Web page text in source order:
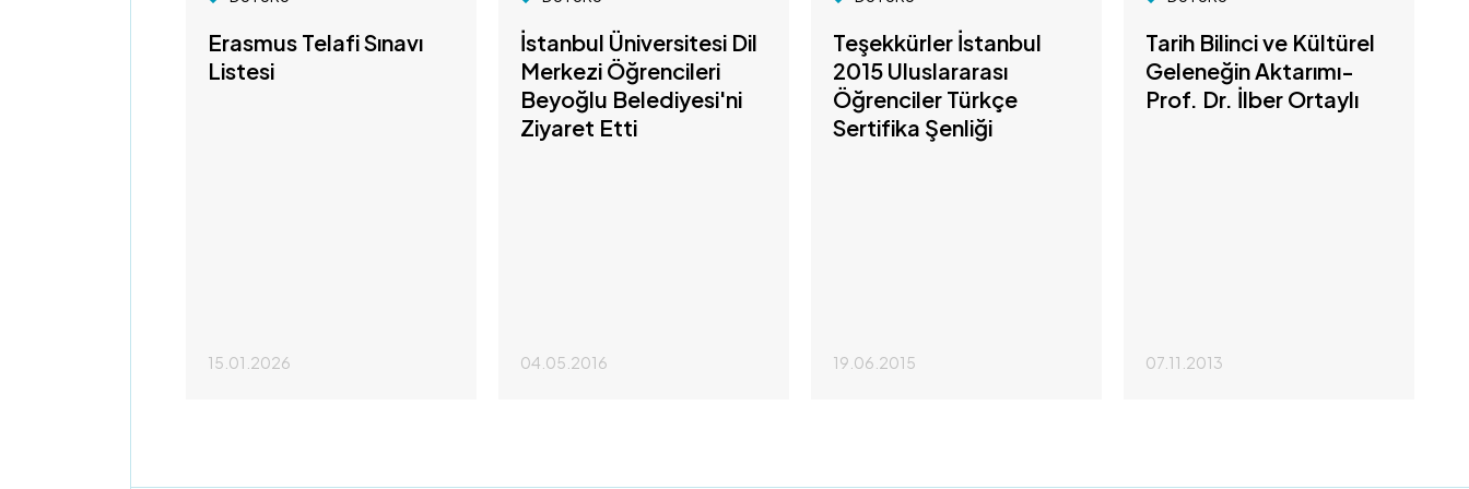
Erasmus Telafi Sınavı
Listesi
15.01.2026
İstanbul Üniversitesi Dil
Merkezi Öğrencileri
Beyoğlu Belediyesi'ni
Ziyaret Etti
04.05.2016
Teşekkürler İstanbul
2015 Uluslararası
Öğrenciler Türkçe
Sertifika Şenliği
19.06.2015
Tarih Bilinci ve Kültürel
Geleneğin Aktarımı-
Prof. Dr. İlber Ortaylı
07.11.2013